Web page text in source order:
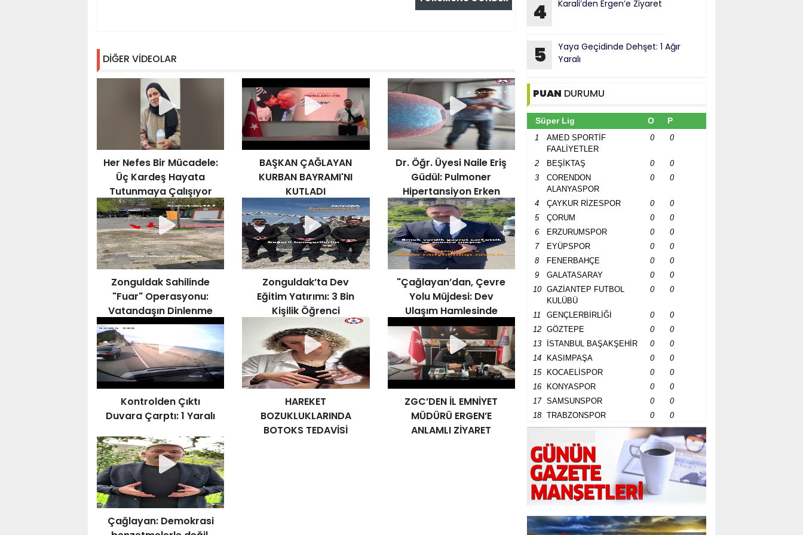
DİĞER VİDEOLAR
Her Nefes Bir Mücadele:
Üç Kardeş Hayata
Tutunmaya Çalışıyor
BAŞKAN ÇAĞLAYAN
KURBAN BAYRAMI'NI
KUTLADI
Dr. Öğr. Üyesi Naile Eriş
Güdül: Pulmoner
Hipertansiyon Erken
Belirti Verebilir
Zonguldak Sahilinde
"Fuar" Operasyonu:
Vatandaşın Dinlenme
Hakkı Sökülüp Atıldı!
Zonguldak’ta Dev
Eğitim Yatırımı: 3 Bin
Kişilik Öğrenci
Yurdunun Temeli Atıldı
"Çağlayan’dan, Çevre
Yolu Müjdesi: Dev
Ulaşım Hamlesinde
İhale Tamam"
Kontrolden Çıktı
Duvara Çarptı: 1 Yaralı
HAREKET
BOZUKLUKLARINDA
BOTOKS TEDAVİSİ
ZGC’DEN İL EMNİYET
MÜDÜRÜ ERGEN’E
ANLAMLI ZİYARET
Çağlayan: Demokrasi
4 Karali’den Ergen’e Ziyaret
5
Yaya Geçidinde Dehşet: 1 Ağır
Yaralı
PUAN DURUMU
Süper Lig O P
1
AMED SPORTİF
FAALİYETLER
0 0
2 BEŞİKTAŞ 0
0
3
CORENDON
ALANYASPOR
0 0
4 ÇAYKUR RİZESPOR 0
0
5
ÇORUM 0
0
6
ERZURUMSPOR 0
0
7
EYÜPSPOR 0
0
8
FENERBAHÇE 0
0
9
GALATASARAY 0
0
10
GAZİANTEP FUTBOL
KULÜBÜ
0 0
11 GENÇLERBİRLİĞİ 0
0
12
GÖZTEPE 0
0
13
İSTANBUL BAŞAKŞEHİR 0
0
14
KASIMPAŞA 0
0
15
KOCAELİSPOR 0
0
16
KONYASPOR 0
0
17
SAMSUNSPOR 0
0
18
TRABZONSPOR 0 0